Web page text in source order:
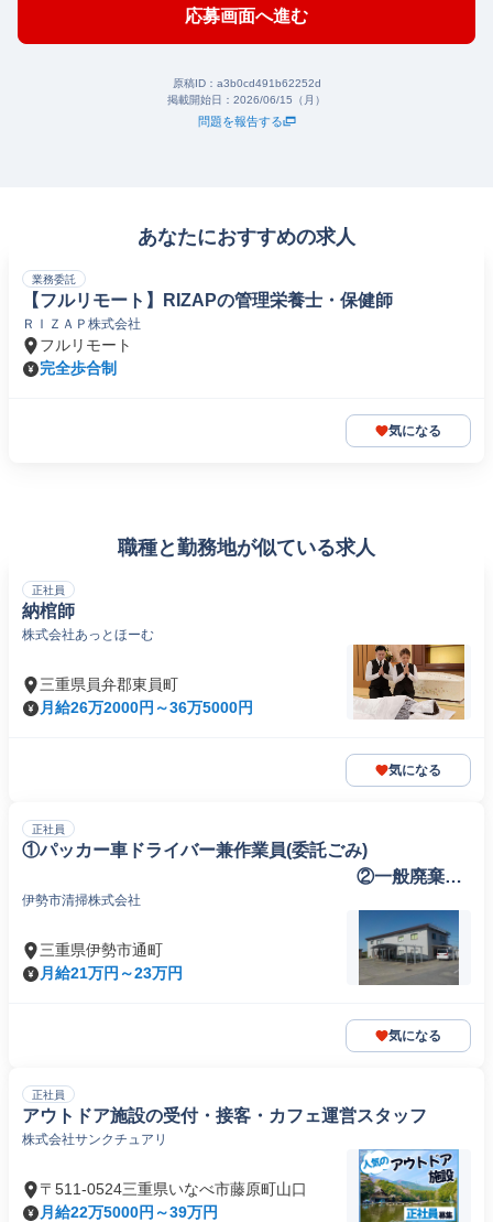
応募画面へ進む
原稿ID： a3b0cd491b62252d
掲載開始日： 2026/06/15（月）
問題を報告する
あなたにおすすめの求人
業務委託
【フルリモート】RIZAPの管理栄養士・保健師
ＲＩＺＡＰ株式会社
フルリモート
完全歩合制
気になる
職種と勤務地が似ている求人
正社員
納棺師
株式会社あっとほーむ
三重県員弁郡東員町
月給26万2000円～36万5000円
気になる
正社員
①パッカー車ドライバー兼作業員(委託ごみ)
②一般廃棄物
収集運搬作業員(浄化槽清掃作業員)
伊勢市清掃株式会社
三重県伊勢市通町
月給21万円～23万円
気になる
正社員
アウトドア施設の受付・接客・カフェ運営スタッフ
株式会社サンクチュアリ
〒511-0524三重県いなべ市藤原町山口
月給22万5000円～39万円